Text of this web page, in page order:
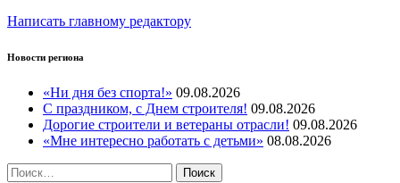
Написать главному редактору
Новости региона
«Ни дня без спорта!» 09.08.2026
С праздником, с Днем строителя! 09.08.2026
Дорогие строители и ветераны отрасли! 09.08.2026
«Мне интересно работать с детьми» 08.08.2026
Найти: